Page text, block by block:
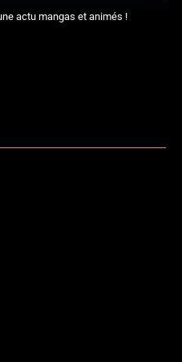
actu mangas et animés !